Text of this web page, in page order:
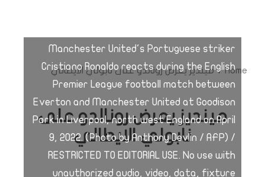
Home مينديز يعرض رونالدو على نابولي الايطالي
مينديز يعرض رونالدو على
نابولي الايطالي
Manchester United's Portuguese striker
Cristiano Ronaldo reacts during the English
Premier League football match between
Everton and Manchester United at Goodison
Park in Liverpool, north west England on April
9, 2022. (Photo by Anthony Devlin / AFP) /
RESTRICTED TO EDITORIAL USE. No use with
unauthorized audio, video, data, fixture